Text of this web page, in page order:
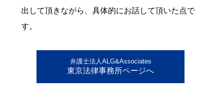
出して頂きながら、具体的にお話して頂いた点で
す。
弁護士法人ALG&Associates
東京法律事務所ページへ